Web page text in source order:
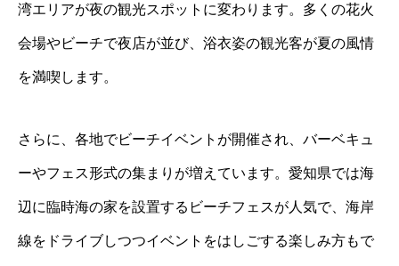
湾エリアが夜の観光スポットに変わります。多くの花火
会場やビーチで夜店が並び、浴衣姿の観光客が夏の風情
を満喫します。
さらに、各地でビーチイベントが開催され、バーベキュ
ーやフェス形式の集まりが増えています。愛知県では海
辺に臨時海の家を設置するビーチフェスが人気で、海岸
線をドライブしつつイベントをはしごする楽しみ方もで